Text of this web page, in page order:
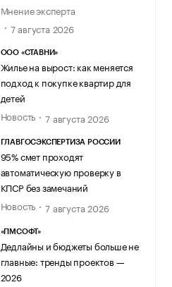
Мнение эксперта
7 августа 2026
ООО «СТАВНИ»
Жилье на вырост: как меняется
подход к покупке квартир для
детей
Новость
7 августа 2026
ГЛАВГОСЭКСПЕРТИЗА РОССИИ
95% смет проходят
автоматическую проверку в
КПСР без замечаний
Новость
7 августа 2026
«ПМСОФТ»
Дедлайны и бюджеты больше не
главные: тренды проектов —
2026